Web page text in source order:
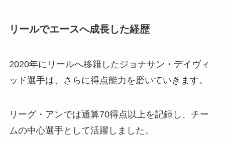
リールでエースへ成長した経歴
2020年にリールへ移籍したジョナサン・デイヴィ
ッド選手は、さらに得点能力を磨いていきます。
リーグ・アンでは通算70得点以上を記録し、チー
ムの中心選手として活躍しました。